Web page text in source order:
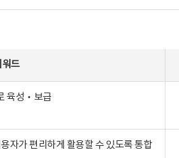
드
육성‧보급
자가 편리하게 활용할 수 있도록 통합